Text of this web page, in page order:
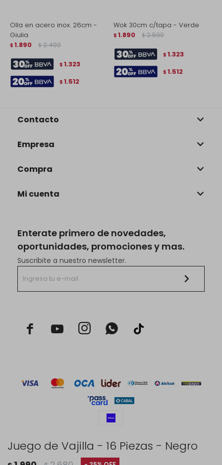
Juego de Vajilla - 16 Piezas - Negro
Olla en acero inox. 26cm -
Giulia
$ 1.890 $ 2.490
$ 1.323
$ 1.512
Wok 30cm c/tapa - Verde
$ 1.890 $ 2.590
$ 1.323
$ 1.512
Enterate primero de novedades,
oportunidades, promociones y mas.
Suscribite a nuestro newsletter.
  
Contacto
Empresa
Compra
Mi cuenta
© Copyright 2026 / Rustico Hogar